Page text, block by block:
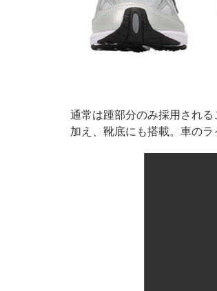
通常は踵部分のみ採用され
加え、靴底にも搭載。車の